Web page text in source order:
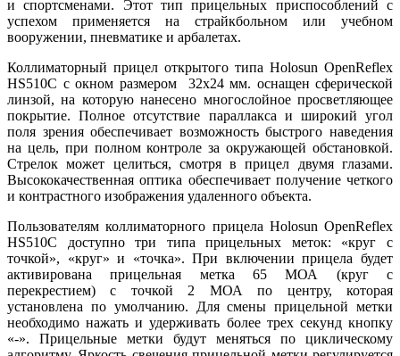
и спортсменами. Этот тип прицельных приспособлений с
успехом применяется на страйкбольном или учебном
вооружении, пневматике и арбалетах.
Коллиматорный прицел открытого типа Holosun OpenReflex
HS510C с окном размером 32х24 мм. оснащен сферической
линзой, на которую нанесено многослойное просветляющее
покрытие. Полное отсутствие параллакса и широкий угол
поля зрения обеспечивает возможность быстрого наведения
на цель, при полном контроле за окружающей обстановкой.
Стрелок может целиться, смотря в прицел двумя глазами.
Высококачественная оптика обеспечивает получение четкого
и контрастного изображения удаленного объекта.
Пользователям коллиматорного прицела Holosun OpenReflex
HS510C доступно три типа прицельных меток: «круг с
точкой», «круг» и «точка». При включении прицела будет
активирована прицельная метка 65 МОА (круг с
перекрестием) с точкой 2 МОА по центру, которая
установлена по умолчанию. Для смены прицельной метки
необходимо нажать и удерживать более трех секунд кнопку
«-». Прицельные метки будут меняться по циклическому